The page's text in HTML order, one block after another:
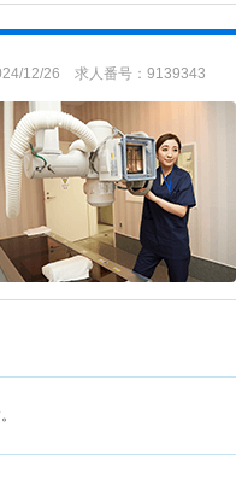
12/26 求人番号：9139343